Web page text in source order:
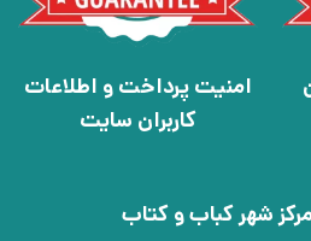
امنیت پرداخت و اطلاعات
کاربران سایت
شهر کباب و کتاب